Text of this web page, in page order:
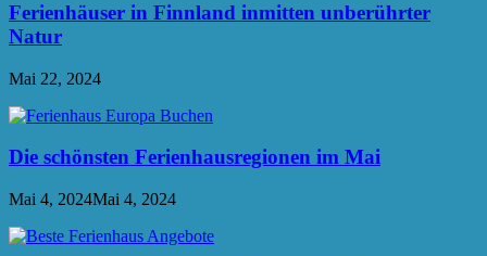
Ferienhäuser in Finnland inmitten unberührter
Natur
Mai 22, 2024
Die schönsten Ferienhausregionen im Mai
Mai 4, 2024Mai 4, 2024